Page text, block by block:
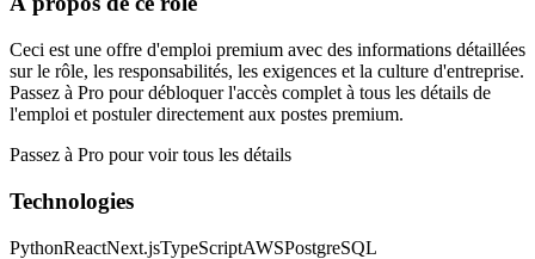
Ceci est une offre d'emploi premium avec des informations détaillées
sur le rôle, les responsabilités, les exigences et la culture d'entreprise.
Passez à Pro pour débloquer l'accès complet à tous les détails de
l'emploi et postuler directement aux postes premium.
Passez à Pro pour voir tous les détails
Technologies
PythonReactNext.jsTypeScriptAWSPostgreSQL